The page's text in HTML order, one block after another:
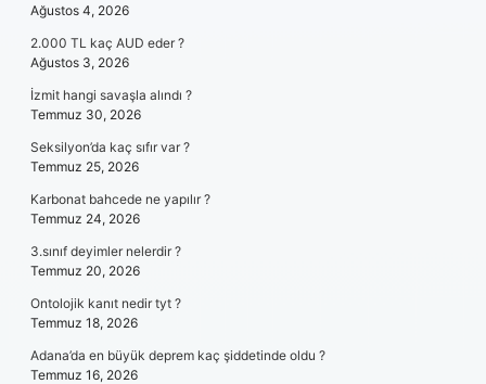
Ağustos 4, 2026
2.000 TL kaç AUD eder ?
Ağustos 3, 2026
İzmit hangi savaşla alındı ?
Temmuz 30, 2026
Seksilyon’da kaç sıfır var ?
Temmuz 25, 2026
Karbonat bahcede ne yapılır ?
Temmuz 24, 2026
3.sınıf deyimler nelerdir ?
Temmuz 20, 2026
Ontolojik kanıt nedir tyt ?
Temmuz 18, 2026
Adana’da en büyük deprem kaç şiddetinde oldu ?
Temmuz 16, 2026